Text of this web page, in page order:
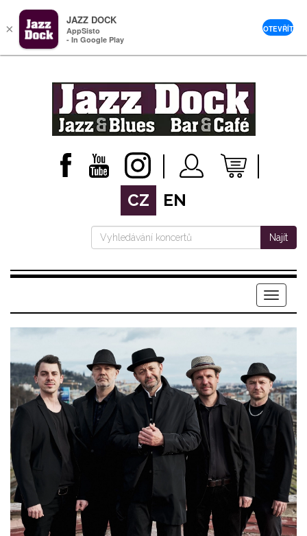
CZ EN
Najít
Menu
×
JAZZ DOCK
AppSisto
- In Google Play
OTEVŘÍT